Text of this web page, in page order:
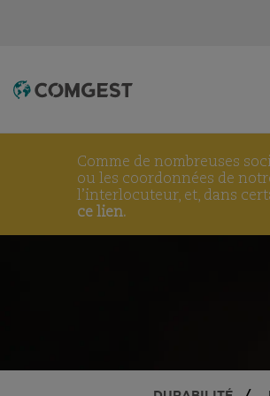
Comme de nombreuses
ou les coordonnées de
l’interlocuteur, et, dans
ce lien.